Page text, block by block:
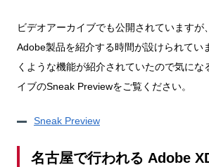
ビデオアーカイブでも公開されていますが
Adobe製品を紹介する時間が設けられてい
くような機能が紹介されていたので気にな
イブのSneak Previewをご覧ください。
Sneak Preview
名古屋で行われる Adobe